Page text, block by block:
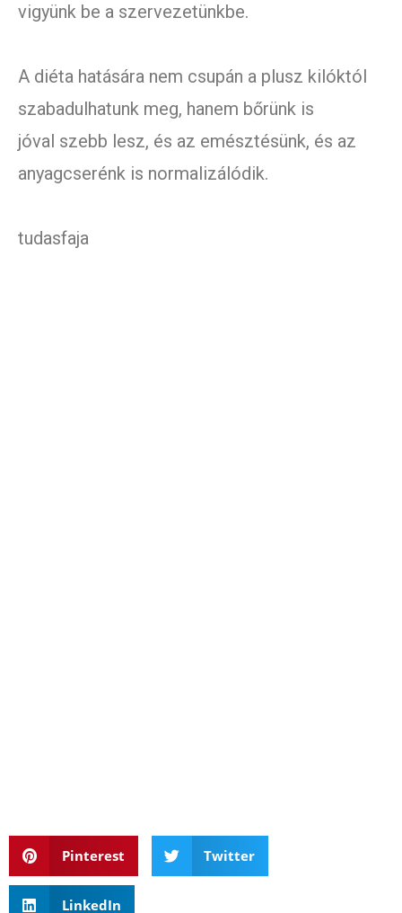
vigyünk be a szervezetünkbe.
A diéta hatására nem csupán a plusz kilóktól
szabadulhatunk meg, hanem bőrünk is
jóval szebb lesz, és az emésztésünk, és az
anyagcserénk is normalizálódik.
tudasfaja
Pinterest Twitter
LinkedIn